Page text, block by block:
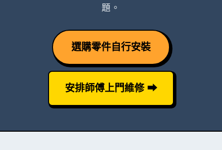
題。
選購零件自行安裝
安排師傅上門維修 ⮕